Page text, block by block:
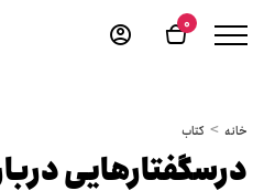
0
خانه کتاب
درسگفتارهایی